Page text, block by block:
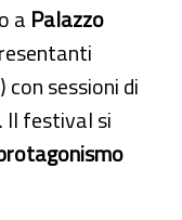
a Palazzo
sessioni di
Il festival si